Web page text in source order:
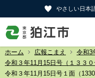
やさしい日本
ホーム 広報こまえ
令和3
令和３年11月15日号（１３３０
令和３年11月15日号１面（1330